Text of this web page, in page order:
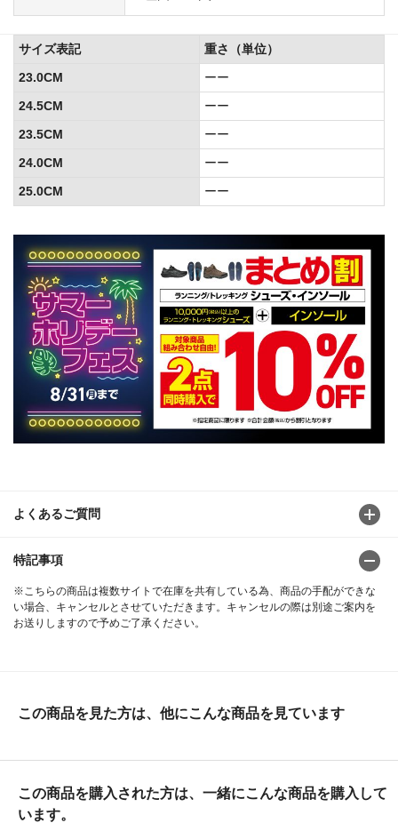
よくあるご質問
特記事項
※こちらの商品は複数サイトで在庫を共有している為、商品の手配ができな
い場合、キャンセルとさせていただきます。キャンセルの際は別途ご案内を
お送りしますので予めご了承ください。
サイズ表記
重さ（単位）
23.0CM
ーー
24.5CM
ーー
23.5CM
ーー
24.0CM
ーー
25.0CM
ーー
この商品を見た方は、他にこんな商品を見ています
この商品を購入された方は、一緒にこんな商品を購入して
います。